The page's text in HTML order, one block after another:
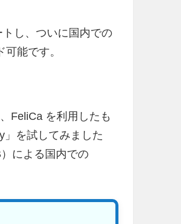
し、ついに国内での
能です。
FeliCa を利用したも
を試してみました
による国内での